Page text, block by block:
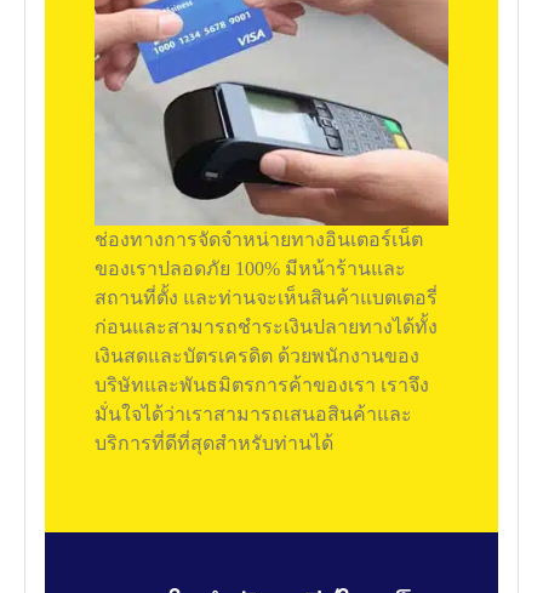
ช่องทางการจัดจำหน่ายทางอินเตอร์เน็ต
ของเราปลอดภัย 100% มีหน้าร้านและ
สถานที่ตั้ง และท่านจะเห็นสินค้าแบตเตอรี่
ก่อนและสามารถชำระเงินปลายทางได้ทั้ง
เงินสดและบัตรเครดิต ด้วยพนักงานของ
บริษัทและพันธมิตรการค้าของเรา เราจึง
มั่นใจได้ว่าเราสามารถเสนอสินค้าและ
บริการที่ดีที่สุดสำหรับท่านได้